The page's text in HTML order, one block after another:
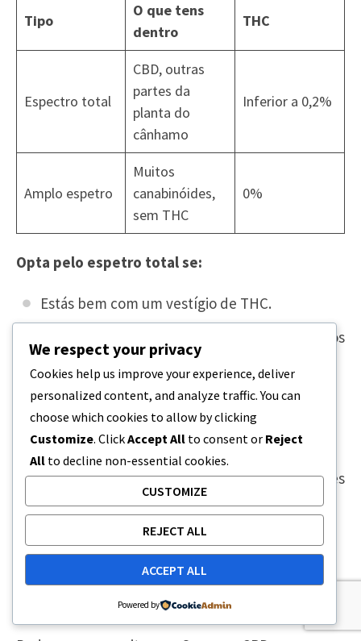
Tipo
O que tens
dentro
THC
Espectro total
CBD, outras
partes da
planta do
cânhamo
Inferior a 0,2%
Amplo espetro
Muitos
canabinóides,
sem THC
0%
Opta pelo espetro total se:
Estás bem com um vestígio de THC.
Queres o maior número possível de compostos
vegetais.
Escolhe um espetro amplo se:
Não queres THC nenhum.
Gostas de ter alguns canabinóides, mas queres
zero THC.
Ofertas, descontos e
fidelização
We respect your privacy
Cookies help us improve your experience, deliver
personalized content, and analyze traffic. You can
choose which cookies to allow by clicking
Customize. ClickAccept All to consent or Reject
All to decline non-essential cookies.
CUSTOMIZE
REJECT ALL
ACCEPT ALL
Powered by